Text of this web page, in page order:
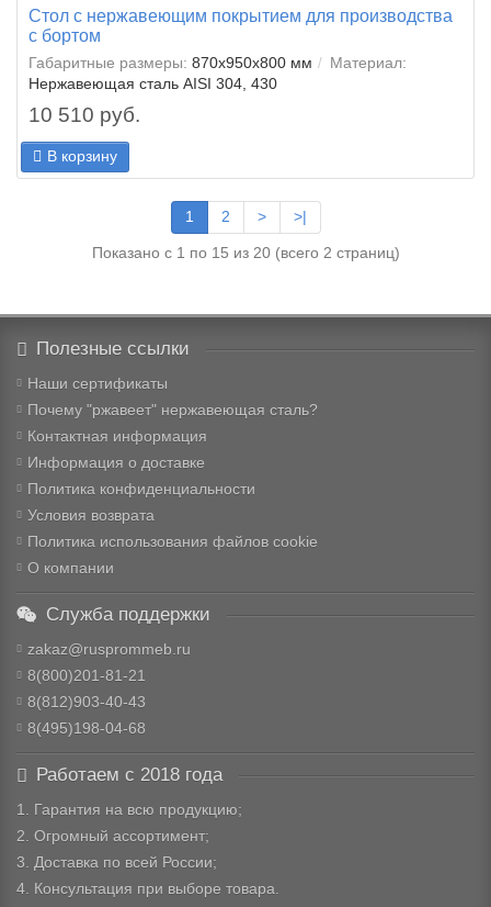
Стол с нержавеющим покрытием для производства
с бортом
Габаритные размеры: 870x950x800 мм
Материал:
Нержавеющая сталь AISI 304, 430
10 510 руб.
В корзину
1 2 > >|
Показано с 1 по 15 из 20 (всего 2 страниц)
Полезные ссылки
Наши сертификаты
Почему "ржавеет" нержавеющая сталь?
Контактная информация
Информация о доставке
Политика конфиденциальности
Условия возврата
Политика использования файлов cookie
О компании
Служба поддержки
zakaz@rusprommeb.ru
8(800)201-81-21
8(812)903-40-43
8(495)198-04-68
Работаем с 2018 года
1. Гарантия на всю продукцию;
2. Огромный ассортимент;
3. Доставка по всей России;
4. Консультация при выборе товара.